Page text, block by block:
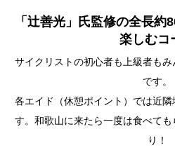
「辻善光」氏監修の全長
楽しむコ
サイクリストの初心者も上級者も
です。
各エイド（休憩ポイント）では近
す。和歌山に来たら一度は食べて
り！